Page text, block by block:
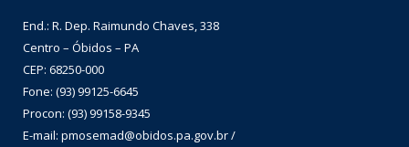
End.: R. Dep. Raimundo Chaves, 338
Centro – Óbidos – PA
CEP: 68250-000
Fone: (93) 99125-6645
Procon: (93) 99158-9345
E-mail: pmosemad@obidos.pa.gov.br /